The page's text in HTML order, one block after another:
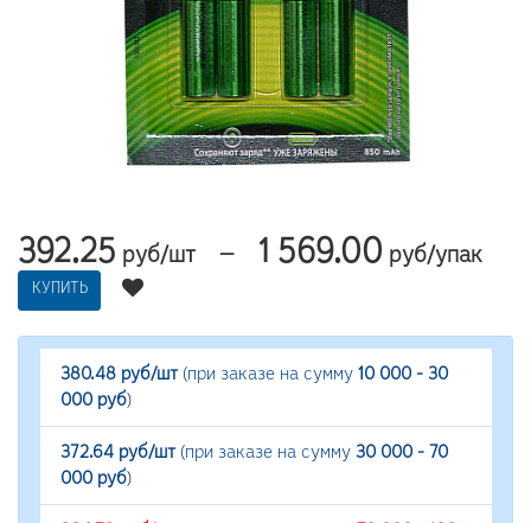
392.25 руб/шт — 1 569.00 руб/упак
КУПИТЬ
380.48 руб/шт(при заказе на сумму 10 000 - 30
000 руб)
372.64 руб/шт(при заказе на сумму 30 000 - 70
000 руб)